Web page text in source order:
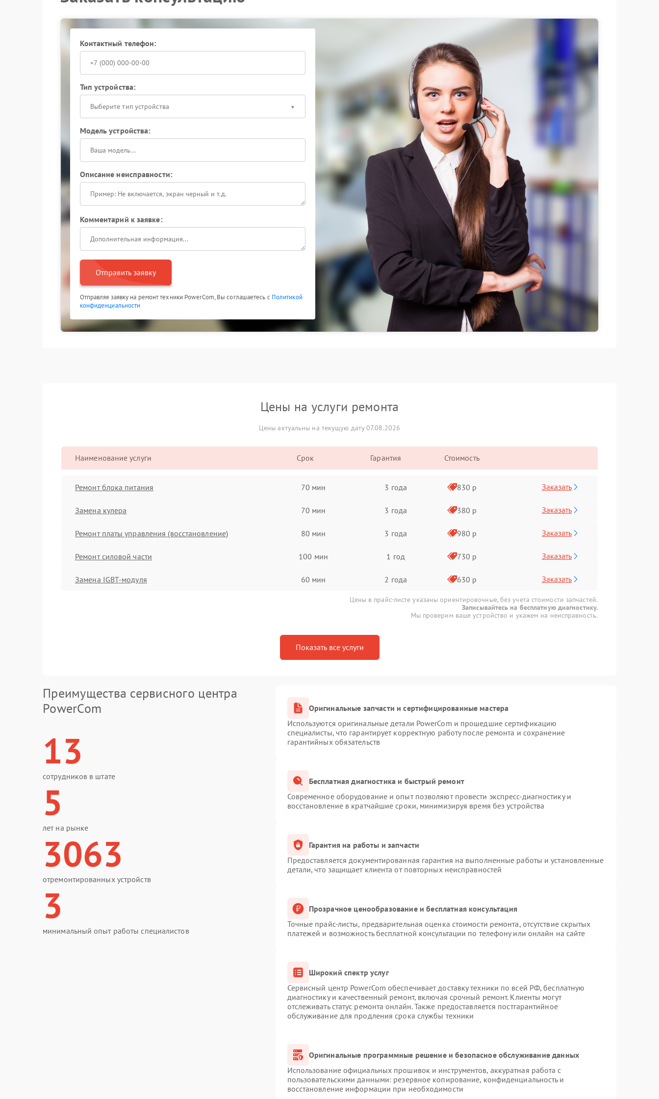
Это помогает устранить нестабильность и вернуть надежность устройству.
Обращение в сервисный центр Powercom при первых признаках проблемы позволяет сохранить
работоспособность оборудования. Не откладывайте диагностику и доверьте устройство
Контактный телефон:
Тип устройства:
Выберите тип устройства
Модель устройства:
Описание неисправности:
Комментарий к заявке:
Отправить заявку
Отправляя заявку на ремонт техники PowerCom, Вы соглашаетесь с Политикой
конфиденциальности
Цены на услуги ремонта
Цены актуальны на текущую дату 07.08.2026
Наименование услуги Срок Гарантия Стоимость
Ремонт блока питания 70 мин 3 года 830 р Заказать
Замена кулера 70 мин 3 года 380 р Заказать
Ремонт платы управления (восстановление) 80 мин 3 года 980 р Заказать
Ремонт силовой части 100 мин 1 год 730 р Заказать
Замена IGBT-модуля 60 мин 2 года 630 р Заказать
Цены в прайс-листе указаны ориентировочные, без учета стоимости запчастей.
Записывайтесь на бесплатную диагностику.
Мы проверим ваше устройство и укажем на неисправность.
Показать все услуги
Преимущества сервисного центра
PowerCom
13
сотрудников в штате
5
лет на рынке
3063
отремонтированных устройств
3
минимальный опыт работы специалистов
Оригинальные запчасти и сертифицированные мастера
Используются оригинальные детали PowerCom и прошедшие сертификацию
специалисты, что гарантирует корректную работу после ремонта и сохранение
гарантийных обязательств
Бесплатная диагностика и быстрый ремонт
Современное оборудование и опыт позволяют провести экспресс-диагностику и
восстановление в кратчайшие сроки, минимизируя время без устройства
Гарантия на работы и запчасти
Предоставляется документированная гарантия на выполненные работы и установленные
детали, что защищает клиента от повторных неисправностей
Прозрачное ценообразование и бесплатная консультация
Точные прайс-листы, предварительная оценка стоимости ремонта, отсутствие скрытых
платежей и возможность бесплатной консультации по телефону или онлайн на сайте
Широкий спектр услуг
Сервисный центр PowerCom обеспечивает доставку техники по всей РФ, бесплатную
диагностику и качественный ремонт, включая срочный ремонт. Клиенты могут
отслеживать статус ремонта онлайн. Также предоставляется постгарантийное
обслуживание для продления срока службы техники
Оригинальные программные решение и безопасное обслуживание данных
Использование официальных прошивок и инструментов, аккуратная работа с
пользовательскими данными: резервное копирование, конфиденциальность и
восстановление информации при необходимости